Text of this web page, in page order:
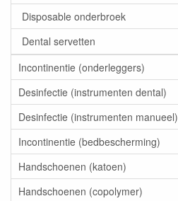
Disposable onderbroek
Dental servetten
Incontinentie (onderleggers)
Desinfectie (instrumenten dental)
Desinfectie (instrumenten manueel)
Incontinentie (bedbescherming)
Handschoenen (katoen)
Handschoenen (copolymer)